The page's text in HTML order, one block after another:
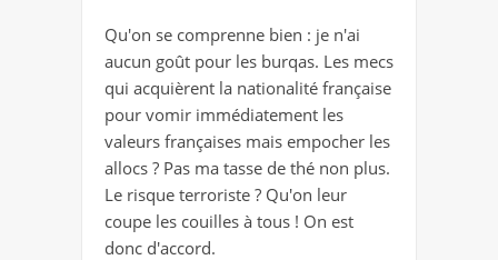
Qu'on se comprenne bien : je n'ai
aucun goût pour les burqas. Les mecs
qui acquièrent la nationalité française
pour vomir immédiatement les
valeurs françaises mais empocher les
allocs ? Pas ma tasse de thé non plus.
Le risque terroriste ? Qu'on leur
coupe les couilles à tous ! On est
donc d'accord.